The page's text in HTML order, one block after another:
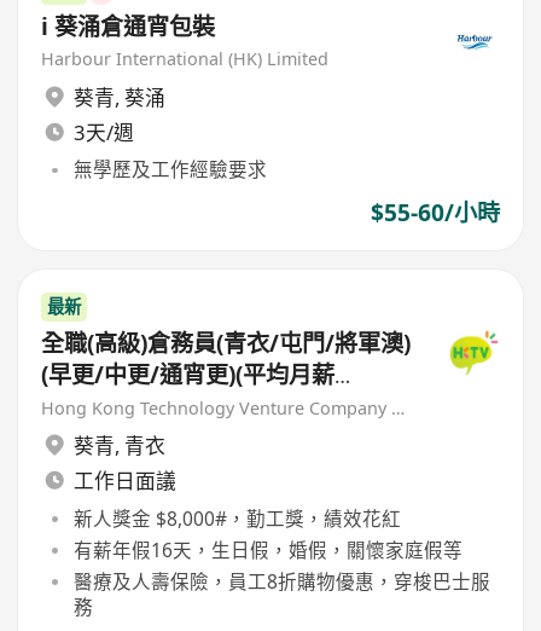
i 葵涌倉通宵包裝
Harbour International (HK) Limited
葵青, 葵涌
3天/週
無學歷及工作經驗要求
$55-60/小時
最新
全職(高級)倉務員(青衣/屯門/將軍澳)
(早更/中更/通宵更)(平均月薪
HK$16,000-18,000) [另有新人獎金
$8,000#]
Hong Kong Technology Venture Company Limited(HKTV)
葵青, 青衣
工作日面議
新人獎金 $8,000#，勤工獎，績效花紅
有薪年假16天，生日假，婚假，關懷家庭假等
醫療及人壽保險，員工8折購物優惠，穿梭巴士服
務